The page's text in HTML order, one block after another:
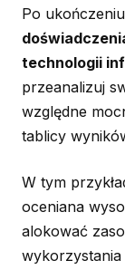
Po
technologii
przeanalizuj
względne
tablicy
W tym
oceniana
alokować